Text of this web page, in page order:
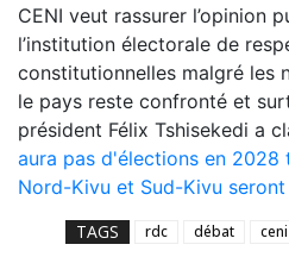
CENI veut rassurer l’opinion
l’institution électorale de
constitutionnelles malgré les
le pays reste confronté et
président Félix Tshisekedi a
aura pas d'élections en 2028
Nord-Kivu et Sud-Kivu
TAGS rdc débat ceni